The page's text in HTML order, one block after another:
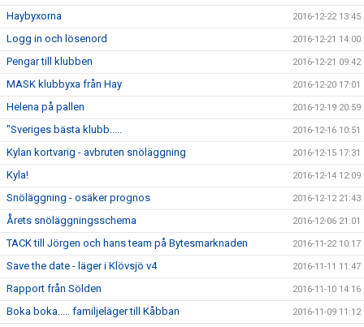
Haybyxorna 2016-12-22 13:45
Logg in och lösenord 2016-12-21 14:00
Pengar till klubben 2016-12-21 09:42
MASK klubbyxa från Hay 2016-12-20 17:01
Helena på pallen 2016-12-19 20:59
"Sveriges bästa klubb..... 2016-12-16 10:51
Kylan kortvarig - avbruten snöläggning 2016-12-15 17:31
Kyla! 2016-12-14 12:09
Snöläggning - osäker prognos 2016-12-12 21:43
Årets snöläggningsschema 2016-12-06 21:01
TACK till Jörgen och hans team på Bytesmarknaden 2016-11-22 10:17
Save the date - läger i Klövsjö v4 2016-11-11 11:47
Rapport från Sölden 2016-11-10 14:16
Boka boka..... familjeläger till Kåbban 2016-11-09 11:12